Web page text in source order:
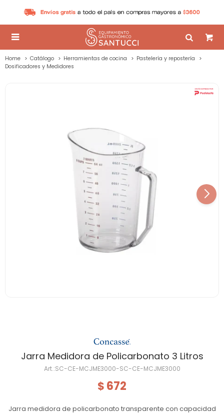

Home Catálogo Herramientas de cocina
Pastelería y repostería
Dosificadores y Medidores
Jarra Medidora de Policarbonato 3 Litros
SC-CE-MCJME3000-SC-CE-MCJME3000
$ 672
Jarra medidora de policarbonato transparente con capacidad